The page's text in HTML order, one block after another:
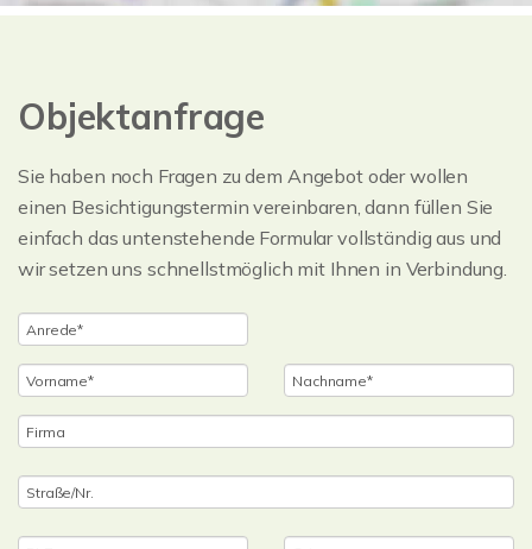
Objektanfrage
Sie haben noch Fragen zu dem Angebot oder wollen
einen Besichtigungstermin vereinbaren, dann füllen Sie
einfach das untenstehende Formular vollständig aus und
wir setzen uns schnellstmöglich mit Ihnen in Verbindung.